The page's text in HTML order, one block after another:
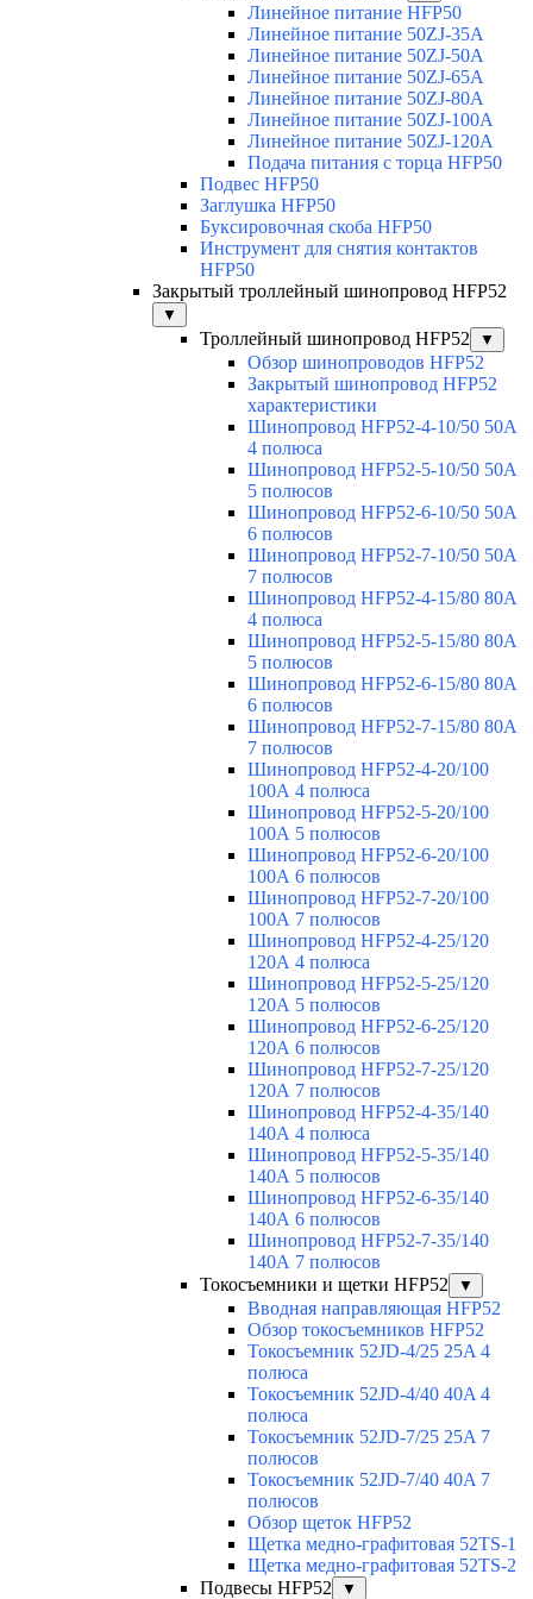
Линейное питание HFP50
Линейное питание 50ZJ-35A
Линейное питание 50ZJ-50A
Линейное питание 50ZJ-65A
Линейное питание 50ZJ-80A
Линейное питание 50ZJ-100A
Линейное питание 50ZJ-120A
Подача питания с торца HFP50
Подвес HFP50
Заглушка HFP50
Буксировочная скоба HFP50
Инструмент для снятия контактов
HFP50
Закрытый троллейный шинопровод HFP52
▼
Троллейный шинопровод HFP52 ▼
Обзор шинопроводов HFP52
Закрытый шинопровод HFP52
характеристики
Шинопровод HFP52-4-10/50 50A
4 полюса
Шинопровод HFP52-5-10/50 50А
5 полюсов
Шинопровод HFP52-6-10/50 50А
6 полюсов
Шинопровод HFP52-7-10/50 50А
7 полюсов
Шинопровод HFP52-4-15/80 80A
4 полюса
Шинопровод HFP52-5-15/80 80А
5 полюсов
Шинопровод HFP52-6-15/80 80А
6 полюсов
Шинопровод HFP52-7-15/80 80А
7 полюсов
Шинопровод HFP52-4-20/100
100А 4 полюса
Шинопровод HFP52-5-20/100
100А 5 полюсов
Шинопровод HFP52-6-20/100
100А 6 полюсов
Шинопровод HFP52-7-20/100
100А 7 полюсов
Шинопровод HFP52-4-25/120
120А 4 полюса
Шинопровод HFP52-5-25/120
120А 5 полюсов
Шинопровод HFP52-6-25/120
120А 6 полюсов
Шинопровод HFP52-7-25/120
120А 7 полюсов
Шинопровод HFP52-4-35/140
140А 4 полюса
Шинопровод HFP52-5-35/140
140А 5 полюсов
Шинопровод HFP52-6-35/140
140А 6 полюсов
Шинопровод HFP52-7-35/140
140А 7 полюсов
Токосъемники и щетки HFP52
▼
Вводная направляющая HFP52
Обзор токосъемников HFP52
Токосъемник 52JD-4/25 25A 4
полюса
Токосъемник 52JD-4/40 40A 4
полюса
Токосъемник 52JD-7/25 25A 7
полюсов
Токосъемник 52JD-7/40 40A 7
полюсов
Обзор щеток HFP52
Щетка медно-графитовая 52TS-1
Щетка медно-графитовая 52TS-2
Подвесы HFP52
▼